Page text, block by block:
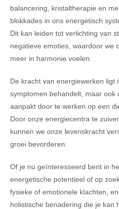
balancering, kristaltherapie en
blokkades in ons energetisch
Dit kan leiden tot verlichting van
negatieve emoties, waardoor we
meer in harmonie voelen.
De kracht van energiewerken ligt
symptomen behandelt, maar ook
aanpakt door te werken op een
Door onze energiecentra te
kunnen we onze levenskracht
groei bevorderen.
Of je nu geïnteresseerd bent in
energetische potentieel of op
fysieke of emotionele klachten,
holistische benadering die je kan